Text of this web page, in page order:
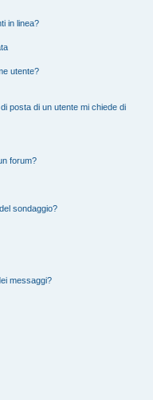
in linea?
utente?
posta di un utente mi chiede di
forum?
sondaggio?
messaggi?